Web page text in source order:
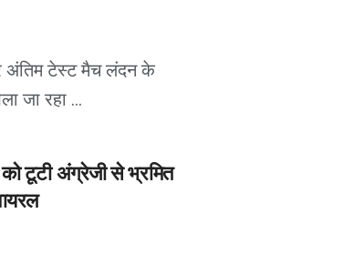
अंतिम टेस्ट मैच लंदन के
जा रहा ...
को टूटी अंग्रेजी से भ्रमित